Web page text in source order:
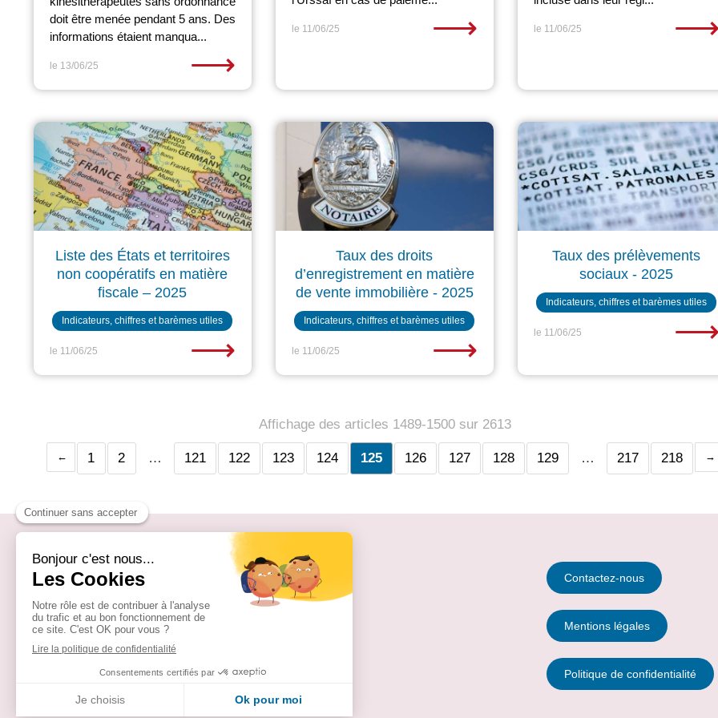
doit être menée pendant 5 ans. Des
informations étaient manqua...
le 13/06/25 ⟶
le 11/06/25 ⟶ le 11/06/25
Liste des États et territoires
non coopératifs en matière
fiscale – 2025
Indicateurs, chiffres et barèmes utiles
le 11/06/25 ⟶
Taux des droits
d’enregistrement en matière
de vente immobilière - 2025
Indicateurs, chiffres et barèmes utiles
le 11/06/25 ⟶
Taux des prélèvements
sociaux - 2025
Indicateurs, chiffres et barèmes utiles
le 11/06/25
Affichage des articles 1489-1500 sur 2613
1 2 … 121 122 123 124 125 126 127 128 129 … 217 218
BÉRAUD & ASSOCIÉS
42 rue Henri Tomasi
13009MARSEILLE
France
Du lundi au vendredi de 9h00 à 13h00 et de 14h00 à 17h00.
Contactez-nous
Mentions légales
Politique de confidentialité